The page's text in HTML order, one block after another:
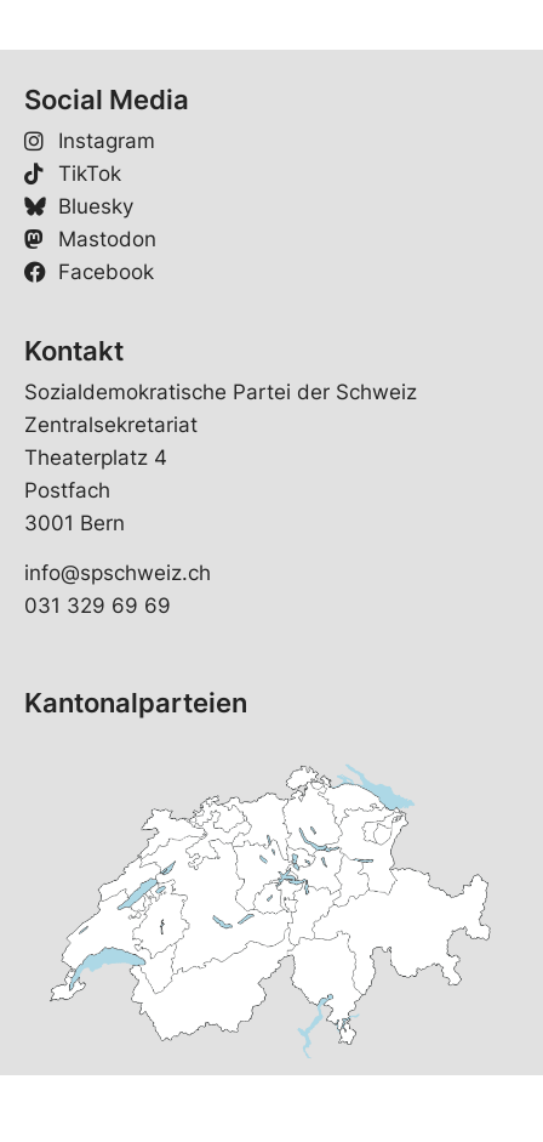
Social Media
Instagram
TikTok
Bluesky
Mastodon
Facebook
Kontakt
Sozialdemokratische Partei der Schweiz
Zentralsekretariat
Theaterplatz 4
Postfach
3001 Bern
info@spschweiz.ch
031 329 69 69
Kantonalparteien